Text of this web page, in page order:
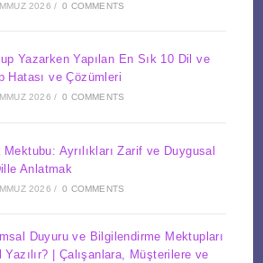
2026 / 0 COMMENTS
Yazarken Yapılan En Sık 10 Dil ve
Hatası ve Çözümleri
2026 / 0 COMMENTS
Mektubu: Ayrılıkları Zarif ve Duygusal
Anlatmak
2026 / 0 COMMENTS
Duyuru ve Bilgilendirme Mektupları
Yazılır? | Çalışanlara, Müşterilere ve